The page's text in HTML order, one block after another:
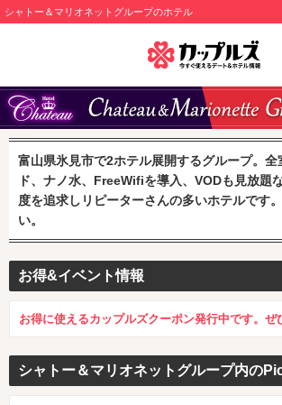
シャトー＆マリオネットグループのホテル
富山県氷見市で2ホテル展開するグループ。全
ド、ナノ水、FreeWifiを導入、VODも見放題
度を追求しリピーターさんの多いホテルです
い。
お得&イベント情報
お得に使えるカップルズクーポン発行中です。ぜ
シャトー＆マリオネットグループ内の